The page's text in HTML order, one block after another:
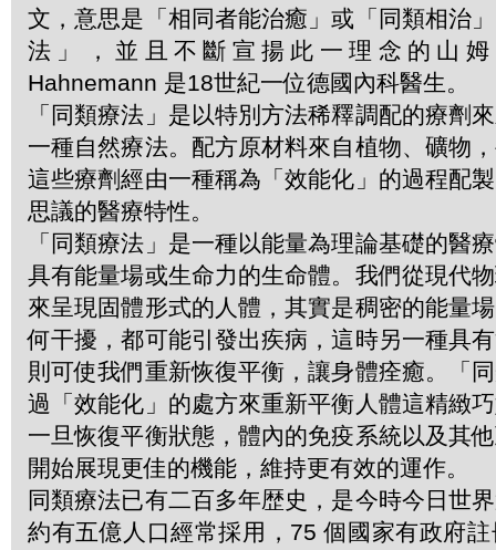
文，意思是「相同者能治癒」或「同類相治
法」，並且不斷宣揚此一理念的山姆
Hahnemann 是18世紀一位德國內科醫生。
「同類療法」是以特別方法稀釋調配的療劑
一種自然療法。配方原材料來自植物、礦物
這些療劑經由一種稱為「效能化」的過程配
思議的醫療特性。
「同類療法」是一種以能量為理論基礎的醫
具有能量場或生命力的生命體。我們從現代
來呈現固體形式的人體，其實是稠密的能量
何干擾，都可能引發出疾病，這時另一種具
則可使我們重新恢復平衡，讓身體痊癒。「
過「效能化」的處方來重新平衡人體這精緻
一旦恢復平衡狀態，體內的免疫系統以及其
開始展現更佳的機能，維持更有效的運作。
同類療法已有二百多年歴史，是今時今日世
約有五億人口經常採用，75 個國家有政府